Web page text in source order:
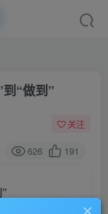
“做到”
关注
626 191